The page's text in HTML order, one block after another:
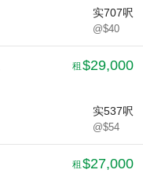
实707呎
@$40
租 $29,000
实537呎
@$54
租 $27,000